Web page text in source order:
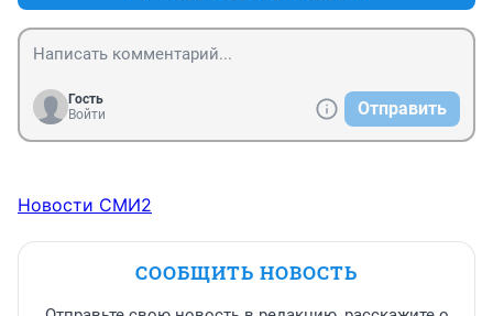
Гость
Войти
Отправить
Новости СМИ2
СООБЩИТЬ НОВОСТЬ